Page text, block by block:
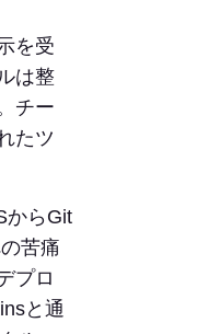
を受
は整
チー
たツ
からGit
苦痛
プロ
と通